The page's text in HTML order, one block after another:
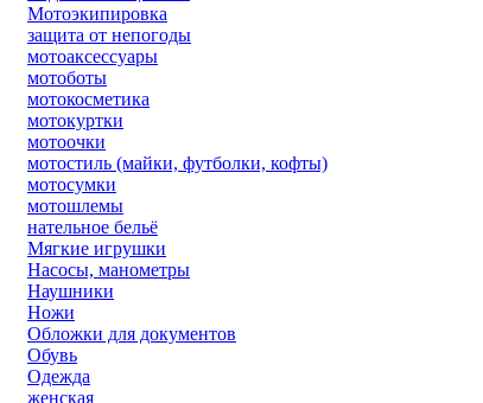
Мотоэкипировка
защита от непогоды
мотоаксессуары
мотоботы
мотокосметика
мотокуртки
мотоочки
мотостиль (майки, футболки, кофты)
мотосумки
мотошлемы
нательное бельё
Мягкие игрушки
Насосы, манометры
Наушники
Ножи
Обложки для документов
Обувь
Одежда
женская